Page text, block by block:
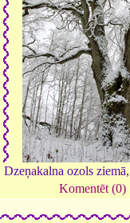
Dzeņakalna ozols
Komentēt (0)